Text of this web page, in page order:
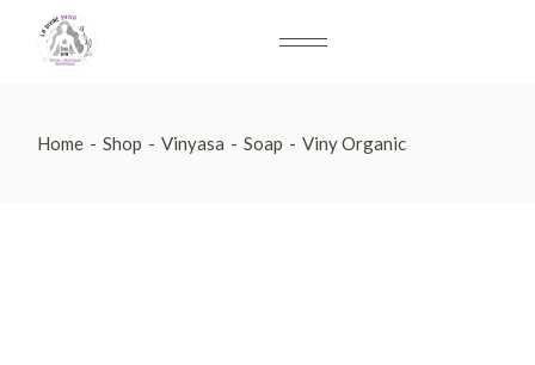
Home Shop Vinyasa Soap Viny Organic